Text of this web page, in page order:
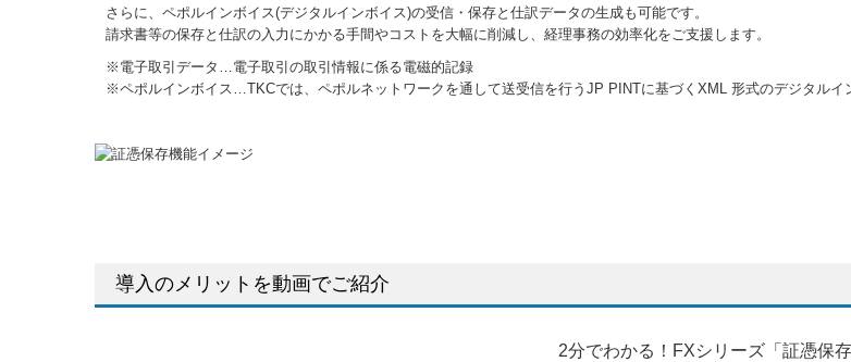
さらに、ペポルインボイス(デジタルインボイス)の受信・保存と仕訳データの生成も可能です。
請求書等の保存と仕訳の入力にかかる手間やコストを大幅に削減し、経理事務の効率化をご支援します。
※電子取引データ…電子取引の取引情報に係る電磁的記録
※ペポルインボイス…TKCでは、ペポルネットワークを通して送受信を行うJP PINTに基づくXML 形式のデジタルイ
導入のメリットを動画でご紹介
2分でわかる！FXシリーズ「証憑保存